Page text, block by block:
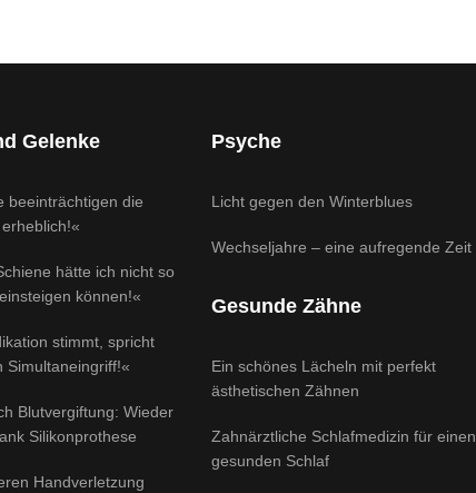
Gelenke
beeinträchtigen die
hätte ich nicht so
können!«
stimmt, spricht
Simultaneingriff!«
Blutvergiftung: Wieder
Silikonprothese
Handverletzung
Psyche
Licht gegen den Winterblues
Wechseljahre – eine aufregende Zeit
Gesunde Zähne
Ein schönes Lächeln mit perfekt
ästhetischen Zähnen
Zahnärztliche Schlafmedizin für einen
gesunden Schlaf